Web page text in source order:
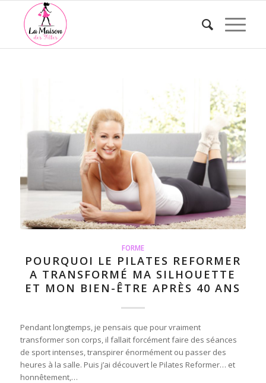
FORME
POURQUOI LE PILATES REFORMER
A TRANSFORMÉ MA SILHOUETTE
ET MON BIEN-ÊTRE APRÈS 40 ANS
Pendant longtemps, je pensais que pour vraiment
transformer son corps, il fallait forcément faire des séances
de sport intenses, transpirer énormément ou passer des
heures à la salle. Puis j’ai découvert le Pilates Reformer… et
honnêtement,…